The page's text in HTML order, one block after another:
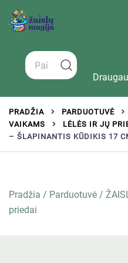
PRADŽIA PARDUOTUVĖ
VAIKAMS
LĖLĖS IR JŲ
– ŠLAPINANTIS KŪDIKIS 17
Pradžia / Parduotuvė /
priedai